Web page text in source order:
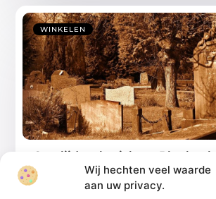
Wij hechten veel waarde
aan uw privacy.
WINKELEN
Overlijdensberichten
Het kan een moeilijke tijd zijn als een
leven laat. In Blankenberge helpen